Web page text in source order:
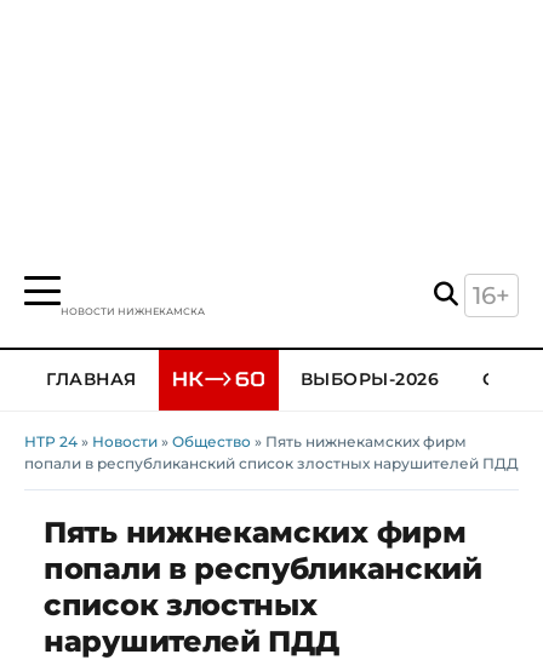
НОВОСТИ НИЖНЕКАМСКА
16+
ГЛАВНАЯ ВЫБОРЫ-2026
НТР 24 » Новости » Общество » Пять нижнекамских фирм
попали в республиканский список злостных нарушителей ПДД
Пять нижнекамских фирм
попали в республиканский
список злостных
нарушителей ПДД